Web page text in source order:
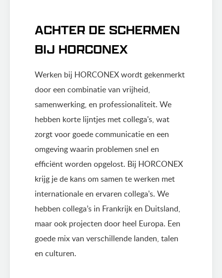
ACHTER DE SCHERMEN
BIJ HORCONEX
Werken bij HORCONEX wordt gekenmerkt
door een combinatie van vrijheid,
samenwerking, en professionaliteit. We
hebben korte lijntjes met collega's, wat
zorgt voor goede communicatie en een
omgeving waarin problemen snel en
efficiënt worden opgelost. Bij HORCONEX
krijg je de kans om samen te werken met
internationale en ervaren collega's. We
hebben collega’s in Frankrijk en Duitsland,
maar ook projecten door heel Europa. Een
goede mix van verschillende landen, talen
en culturen.